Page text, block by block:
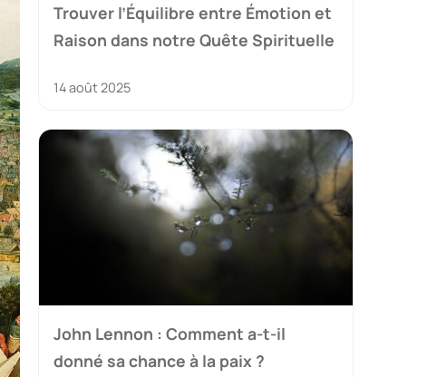
Trouver l’Équilibre entre Émotion et
Raison dans notre Quête Spirituelle
14 août 2025
John Lennon : Comment a-t-il
donné sa chance à la paix ?